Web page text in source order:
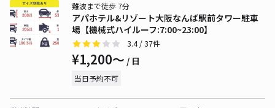
アパホテル&リゾート大阪なんば駅前タワー駐車
場【機械式ハイルーフ:7:00~23:00】
難波まで徒歩 7分
3.4/ 37件
¥1,200〜 / 日
当日予約不可